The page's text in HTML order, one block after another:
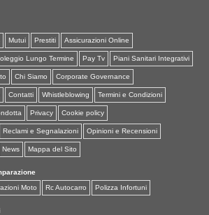
Mutui Prestiti Assicurazioni Online
Lungo Termine Pay Tv Piani Sanitari Integrativi
Chi Siamo Corporate Governance
Contatti Whistleblowing Termini e Condizioni
Privacy Cookie policy
Reclami e Segnalazioni Opinioni e Recensioni
News Mappa del Sito
Moto Rc Autocarro Polizza Infortuni